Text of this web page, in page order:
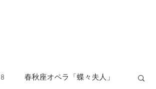
春秋座オペラ「蝶々夫人」